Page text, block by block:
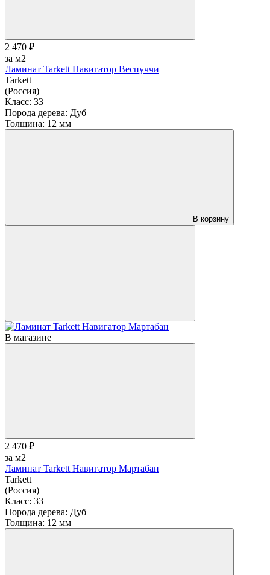
2 470 ₽
за м2
Ламинат Tarkett Навигатор Веспуччи
Tarkett
(Россия)
Класс: 33
Порода дерева: Дуб
Толщина: 12 мм
В корзину
В магазине
2 470 ₽
за м2
Ламинат Tarkett Навигатор Мартабан
Tarkett
(Россия)
Класс: 33
Порода дерева: Дуб
Толщина: 12 мм